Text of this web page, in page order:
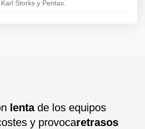
Storks y Pentax.
lentade los equipos
y provocaretrasos